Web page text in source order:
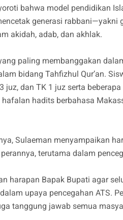
bahwa model pendidikan
generasi rabbani—yakni
akidah, adab, dan akhlak.
paling membanggakan
bidang Tahfizhul Qur’an.
juz, dan TK 1 juz serta
hadits berbahasa
Sulaeman menyampaikan
terutama dalam
harapan Bapak Bupati agar
upaya pencegahan ATS.
tanggung jawab semua